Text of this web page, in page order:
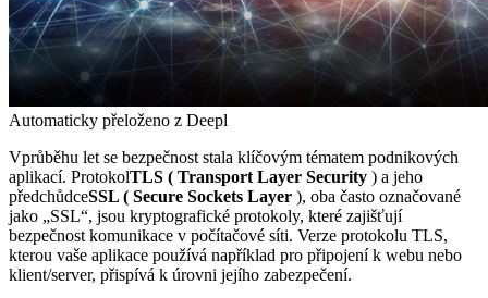
Automaticky přeloženo z Deepl
Vprůběhu let se bezpečnost stala klíčovým tématem podnikových
aplikací. ProtokolTLS ( Transport Layer Security ) a jeho
předchůdceSSL ( Secure Sockets Layer ), oba často označované
jako „SSL“, jsou kryptografické protokoly, které zajišťují
bezpečnost komunikace v počítačové síti. Verze protokolu TLS,
kterou vaše aplikace používá například pro připojení k webu nebo
klient/server, přispívá k úrovni jejího zabezpečení.